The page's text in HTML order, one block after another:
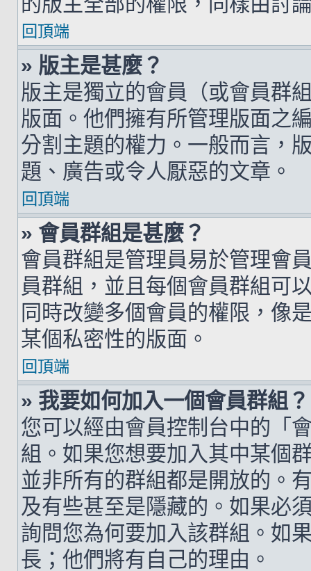
回頂端
» 版主是甚麼？
版主是獨立的會員（或會員群
版面。他們擁有所管理版面之
分割主題的權力。一般而言，
題、廣告或令人厭惡的文章。
回頂端
» 會員群組是甚麼？
會員群組是管理員易於管理會
員群組，並且每個會員群組可
同時改變多個會員的權限，像
某個私密性的版面。
回頂端
» 我要如何加入一個會員群組？
您可以經由會員控制台中的「
組。如果您想要加入其中某個
並非所有的群組都是開放的。
及有些甚至是隱藏的。如果必
詢問您為何要加入該群組。如
長；他們將有自己的理由。